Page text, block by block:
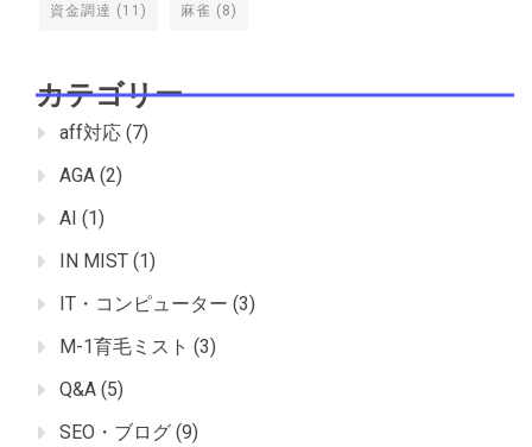
資金調達 (11) 麻雀 (8)
カテゴリー
aff対応 (7)
AGA (2)
AI (1)
IN MIST (1)
IT・コンピューター (3)
M-1育毛ミスト (3)
Q&A (5)
SEO・ブログ (9)